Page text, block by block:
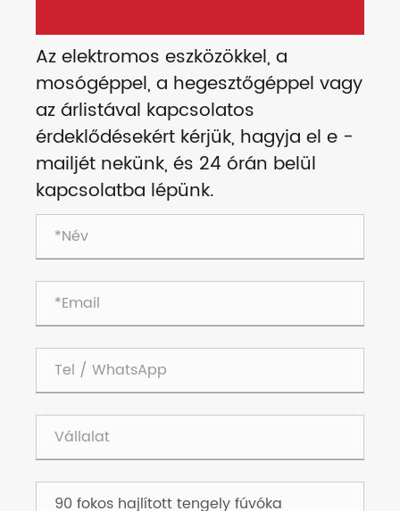
Az elektromos eszközökkel, a
mosógéppel, a hegesztőgéppel vagy
az árlistával kapcsolatos
érdeklődésekért kérjük, hagyja el e -
mailjét nekünk, és 24 órán belül
kapcsolatba lépünk.